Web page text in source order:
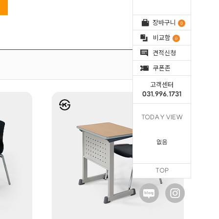
장바구니 0
비교함 0
견적신청
쿠폰존
고객센터
031.996.1731
TODAY VIEW
없음
TOP
전체해제